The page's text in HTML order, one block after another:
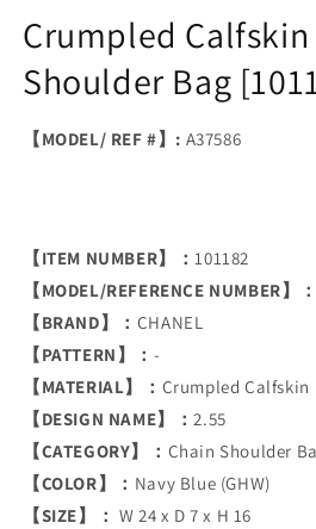
Crumpled Calfskin
Shoulder Bag
【MODEL/ REF #】: A37586
【ITEM NUMBER】：101182
【MODEL/REFERENCE NUMBER】：
【BRAND】： CHANEL
【PATTERN】： -
【MATERIAL】： Crumpled Calfskin
【DESIGN NAME】：2.55
【CATEGORY】： Chain Shoulder
【COLOR】： Navy Blue (GHW)
【SIZE】： W 24 x D 7 x H 16